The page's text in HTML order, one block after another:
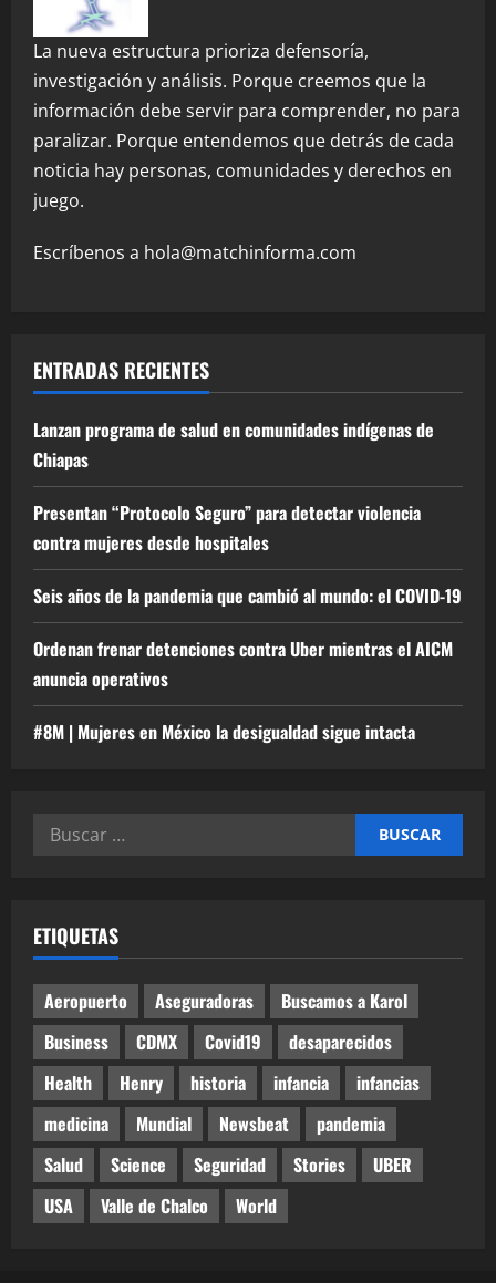
La nueva estructura prioriza defensoría,
investigación y análisis. Porque creemos que la
información debe servir para comprender, no para
paralizar. Porque entendemos que detrás de cada
noticia hay personas, comunidades y derechos en
juego.
Escríbenos a hola@matchinforma.com
ENTRADAS RECIENTES
Lanzan programa de salud en comunidades indígenas de
Chiapas
Presentan “Protocolo Seguro” para detectar violencia
contra mujeres desde hospitales
Seis años de la pandemia que cambió al mundo: el COVID-19
Ordenan frenar detenciones contra Uber mientras el AICM
anuncia operativos
#8M | Mujeres en México la desigualdad sigue intacta
Buscar:
ETIQUETAS
Aeropuerto Aseguradoras
Buscamos a Karol
Business
CDMX Covid19
desaparecidos
Health
Henry historia infancia
infancias
medicina
Mundial Newsbeat
pandemia
Salud
Science Seguridad Stories
UBER
USA
Valle de Chalco World